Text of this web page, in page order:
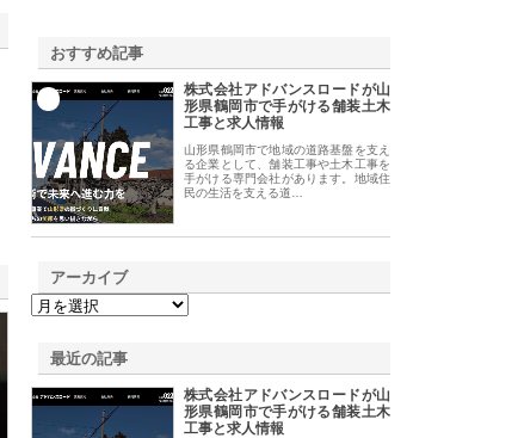
おすすめ記事
株式会社アドバンスロードが山
形県鶴岡市で手がける舗装土木
工事と求人情報
山形県鶴岡市で地域の道路基盤を支え
る企業として、舗装工事や土木工事を
手がける専門会社があります。地域住
民の生活を支える道…
アーカイブ
最近の記事
株式会社アドバンスロードが山
形県鶴岡市で手がける舗装土木
工事と求人情報